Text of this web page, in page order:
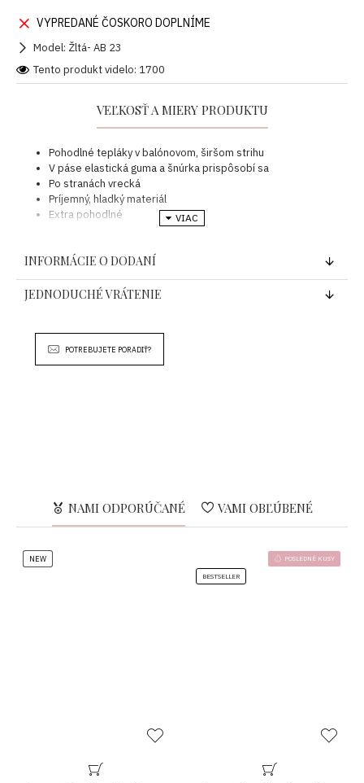
VEĽKOSŤ A MIERY PRODUKTU
Pohodlné tepláky v balónovom, širšom strihu
V páse elastická guma a šnúrka prispôsobí sa
Po stranách vrecká
Príjemný, hladký materiál
Extra pohodlné
Predtým než si objednáte svoj kúsok venujte pozornosť rozmerom
šírku od podpazušia k podpazuší
Rukáv odmerajte od ramena po spodný okraj
Prikloňte sa k veľkosti, ktorá sa najviac približuje Vášmu kúsku
INFORMÁCIE O DODANÍ
JEDNODUCHÉ VRÁTENIE
POTREBUJETE PORADIŤ?
VYPREDANÉ ČOSKORO DOPLNÍME
Model: Žltá- AB 23
Tento produkt videlo: 1700
NAMI ODPORÚČANÉ VAMI OBĽÚBENÉ
NEW
BESTSELLER
POSLEDNÉ KUSY